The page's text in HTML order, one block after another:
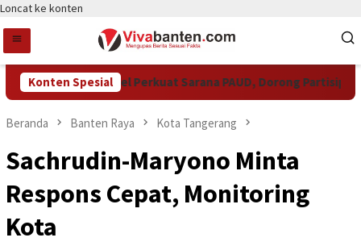
Loncat ke konten
Konten Spesial
Pemkot Tangsel Perkuat Sarana PAUD, Dorong Partisipasi
Beranda Banten Raya Kota Tangerang
Sachrudin-Maryono Minta
Respons Cepat, Monitoring
Kota